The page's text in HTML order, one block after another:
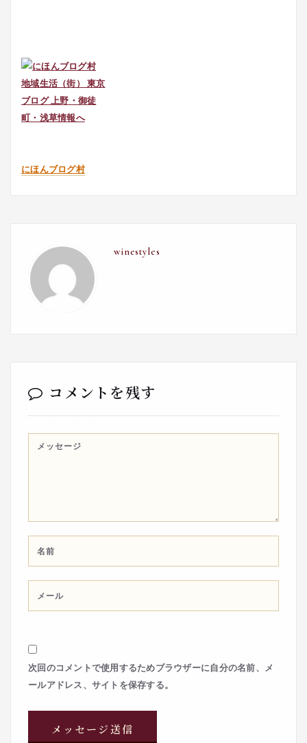
にほんブログ村
winestyles
コメントを残す
次回のコメントで使用するためブラウザーに自分の名前、メ
ールアドレス、サイトを保存する。